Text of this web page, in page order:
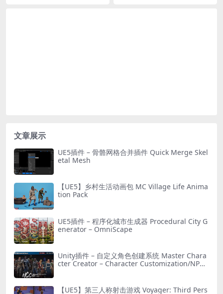
文章展示
UE5插件 – 骨骼网格合并插件 Quick Merge Skel
etal Mesh
【UE5】乡村生活动画包 MC Village Life Anima
tion Pack
UE5插件 – 程序化城市生成器 Procedural City G
enerator – OmniScape
Unity插件 – 自定义角色创建系统 Master Chara
cter Creator – Character Customization/NPC
【UE5】第三人称射击游戏 Voyager: Third Pers